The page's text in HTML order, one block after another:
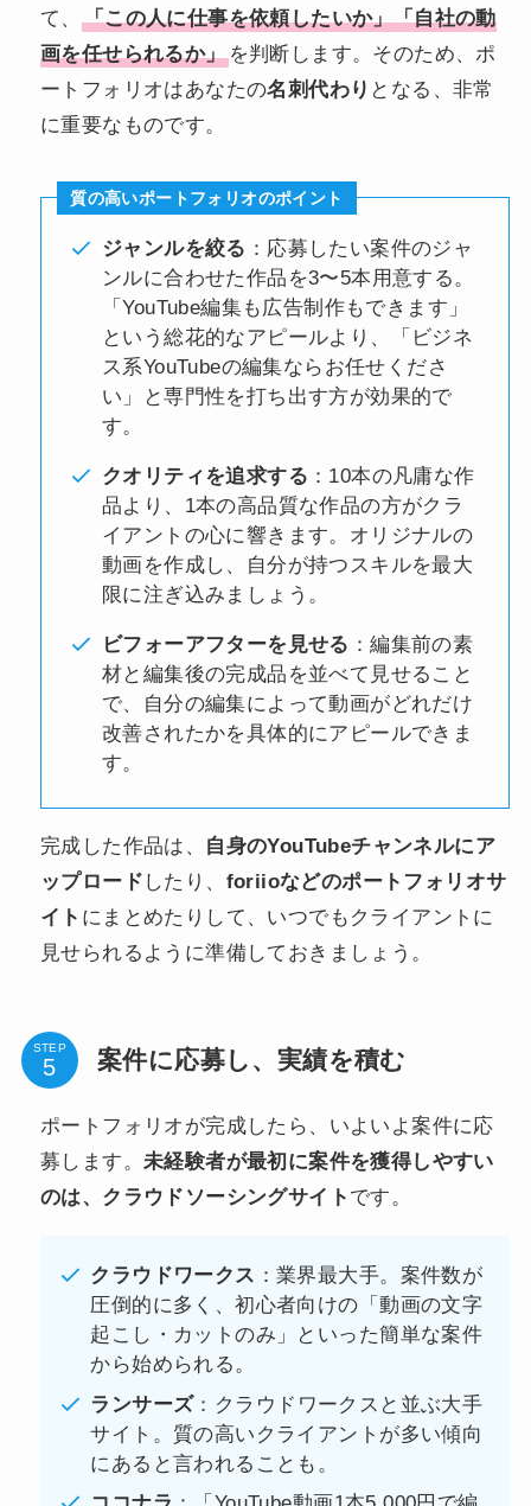
て、
「この人に仕事を依頼したいか」「自社の動
画を任せられるか」を判断します。そのため、ポ
ートフォリオはあなたの名刺代わり となる、非常
に重要なものです。
質の高いポートフォリオのポイント
ジャンルを絞る ：応募したい案件のジャ
ンルに合わせた作品を3〜5本用意する。
「YouTube編集も広告制作もできます」
という総花的なアピールより、「ビジネ
ス系YouTubeの編集ならお任せくださ
い」と専門性を打ち出す方が効果的で
す。
クオリティを追求する ：10本の凡庸な作
品より、1本の高品質な作品の方がクラ
イアントの心に響きます。オリジナルの
動画を作成し、自分が持つスキルを最大
限に注ぎ込みましょう。
ビフォーアフターを見せる ：編集前の素
材と編集後の完成品を並べて見せること
で、自分の編集によって動画がどれだけ
改善されたかを具体的にアピールできま
す。
完成した作品は、 自身のYouTubeチャンネルにア
ップロード したり、 foriioなどのポートフォリオサ
イト にまとめたりして、いつでもクライアントに
見せられるように準備しておきましょう。
STEP 案件に応募し、実績を積む
ポートフォリオが完成したら、いよいよ案件に応
募します。 未経験者が最初に案件を獲得しやすい
のは、クラウドソーシングサイト です。
クラウドワークス ：業界最大手。案件数が
圧倒的に多く、初心者向けの「動画の文字
起こし・カットのみ」といった簡単な案件
から始められる。
ランサーズ：クラウドワークスと並ぶ大手
サイト。質の高いクライアントが多い傾向
にあると言われることも。